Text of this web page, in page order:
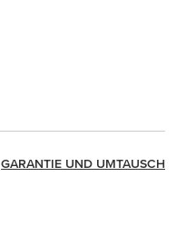
GARANTIE UND UMTAUSCH